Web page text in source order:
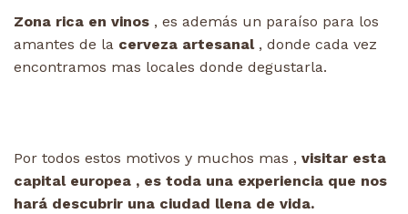
Zona rica en vinos , es además un paraíso para los
amantes de la cerveza artesanal, donde cada vez
encontramos mas locales donde degustarla.
Por todos estos motivos y muchos mas , visitar esta
capital europea , es toda una experiencia que nos
hará descubrir una ciudad llena de vida.